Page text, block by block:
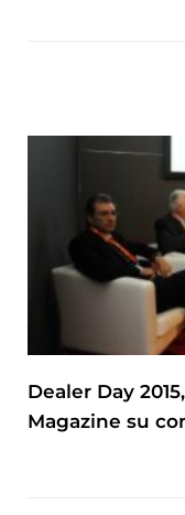
Dealer Day
Magazine su